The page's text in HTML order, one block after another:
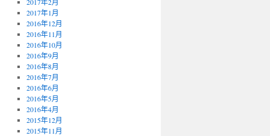
2017年1月
2016年12月
2016年11月
2016年10月
2016年9月
2016年8月
2016年7月
2016年6月
2016年5月
2016年4月
2015年12月
2015年11月